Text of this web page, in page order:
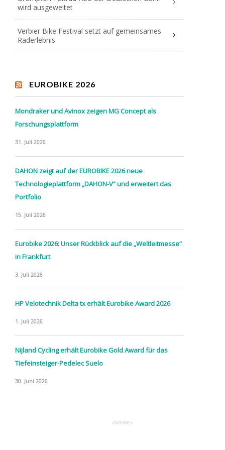
wird ausgeweitet
Verbier Bike Festival setzt auf gemeinsames
Raderlebnis
EUROBIKE 2026
Mondraker und Avinox zeigen MG Concept als
Forschungsplattform
31. Juli 2026
DAHON zeigt auf der EUROBIKE 2026 neue
Technologieplattform „DAHON-V“ und erweitert das
Portfolio
15. Juli 2026
Eurobike 2026: Unser Rückblick auf die „Weltleitmesse“
in Frankfurt
3. Juli 2026
HP Velotechnik Delta tx erhält Eurobike Award 2026
1. Juli 2026
Nijland Cycling erhält Eurobike Gold Award für das
Tiefeinsteiger-Pedelec Suelo
30. Juni 2026